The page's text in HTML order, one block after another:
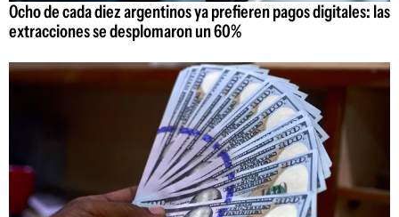
Ocho de cada diez argentinos ya prefieren pagos digitales: las
extracciones se desplomaron un 60%